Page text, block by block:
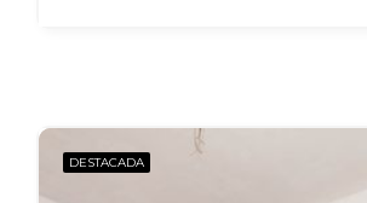
DESTACADA